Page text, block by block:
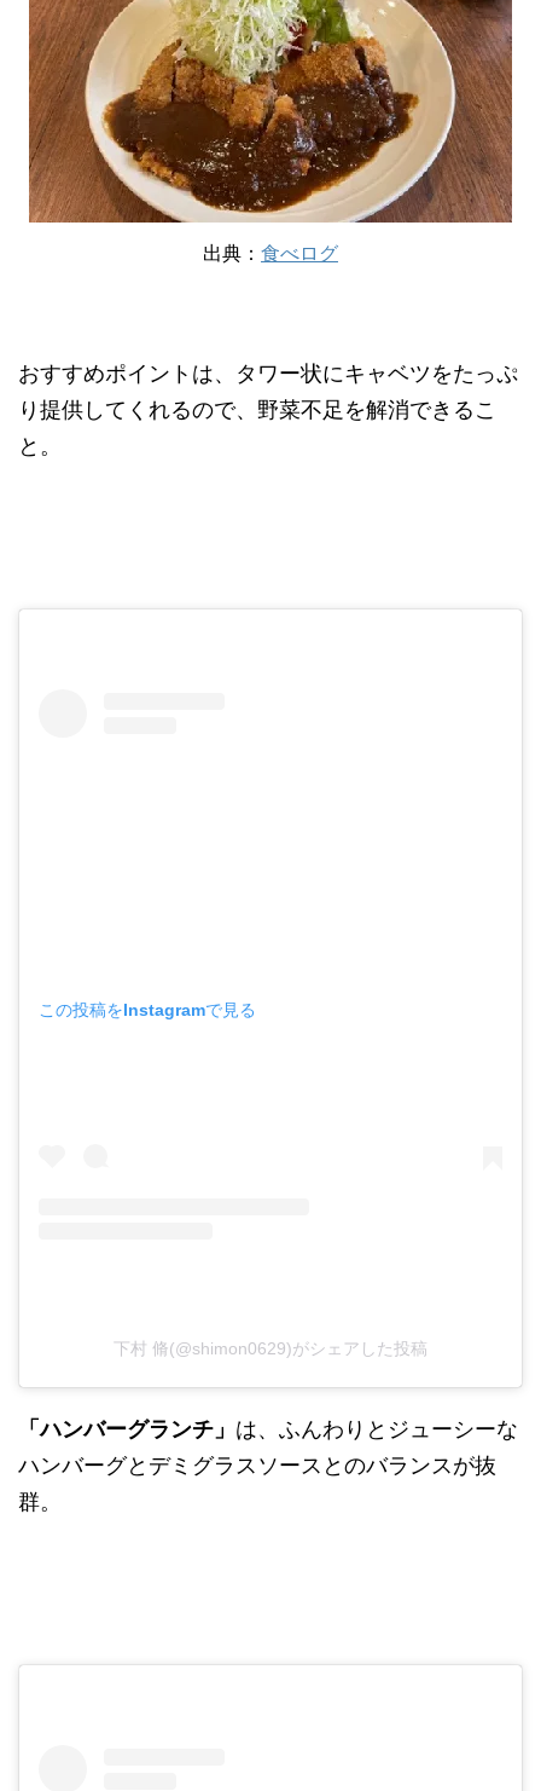
出典： 食べログ
おすすめポイントは、タワー状にキャベツをたっぷ
り提供してくれるので、野菜不足を解消できるこ
と。
この投稿をInstagramで見る
下村 脩(@shimon0629)がシェアした投稿
「ハンバーグランチ」 は、ふんわりとジューシーな
ハンバーグとデミグラスソースとのバランスが抜
群。